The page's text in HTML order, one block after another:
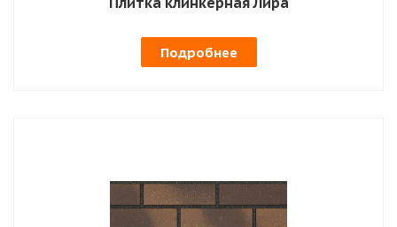
Подробнее